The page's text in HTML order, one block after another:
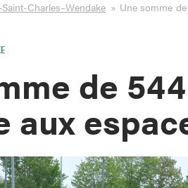
Charles–Wendake » Une somme
de
aux